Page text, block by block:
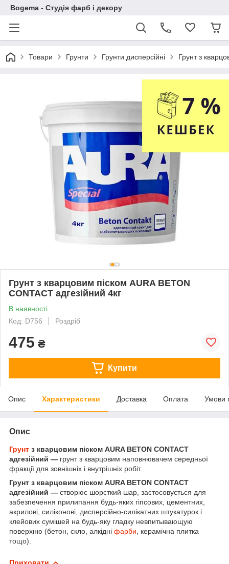
Bogema - Студія фарб і декору
Товари Грунти Грунти дисперсійні Грунт з
Грунт з кварцовим піском AURA BETON
CONTACT адгезійний 4кг
В наявності
Код: D756
Роздріб
475 ₴
Купити
Опис Характеристики Доставка Оплата Умови
Опис
Грунт з кварцовим піском AURA BETON CONTACT
адгезійний ― грунт з кварцовим наповнювачем середньої
фракції для зовнішніх і внутрішніх робіт.
Грунт з кварцовим піском AURA BETON CONTACT
адгезійний ― створює шорсткий шар, застосовується для
забезпечення прилипання будь-яких гіпсових, цементних,
акрилові, силіконові, дисперсійно-силікатних штукатурок і
клейових сумішей на будь-яку гладку невпитывающую
поверхню (бетон, скло, алкідні фарби , керамічна плитка
тощо).
Приховати